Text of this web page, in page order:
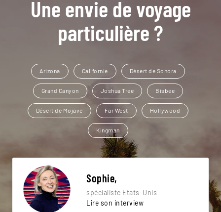
Une envie de voyage
particulière ?
Arizona Californie Désert de Sonora
Grand Canyon Joshua Tree Bisbee
Désert de Mojave Far West Hollywood
Kingman
Sophie,
spécialiste Etats-Unis
Lire son interview